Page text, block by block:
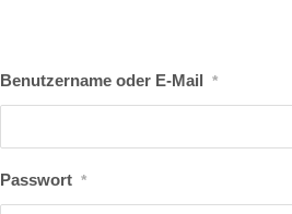
Benutzername oder E-Mail *
Passwort *